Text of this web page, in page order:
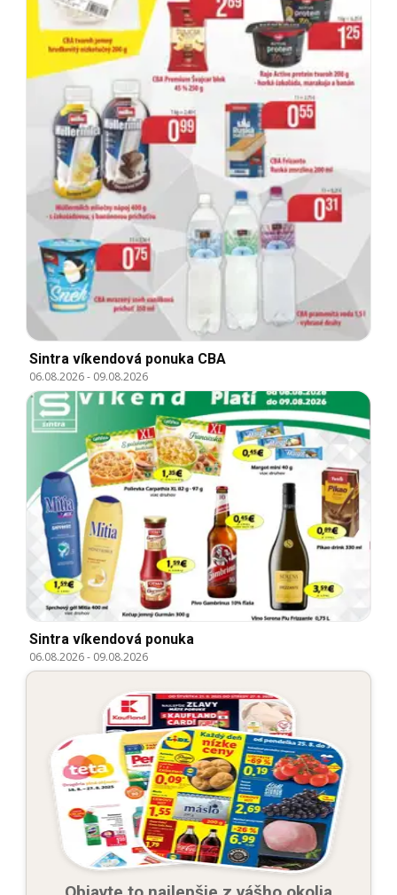
Sintra víkendová ponuka CBA
06.08.2026- 09.08.2026
Sintra víkendová ponuka
06.08.2026- 09.08.2026